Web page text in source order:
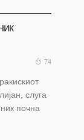
74
слуга
почна